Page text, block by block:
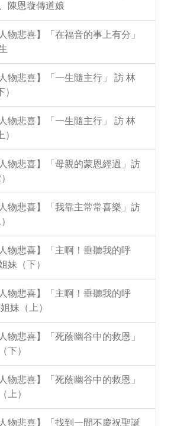
陳恩璇傳道娘
物悲喜】「在福音的事上有分」
物悲喜】「一生隨主行」 訪 林
物悲喜】「一生隨主行」 訪 林
物悲喜】「母親的蒙恩經過」訪
物悲喜】「我靠主常常喜樂」訪
物悲喜】「主啊！垂聽我的呼
妹（下）
物悲喜】「主啊！垂聽我的呼
妹（上）
物悲喜】「死蔭幽谷中的救恩」
下）
物悲喜】「死蔭幽谷中的救恩」
上）
物悲喜】「找到一間不慶祝聖誕